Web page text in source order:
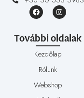
További oldalak
Kezdőlap
Rólunk
Webshop